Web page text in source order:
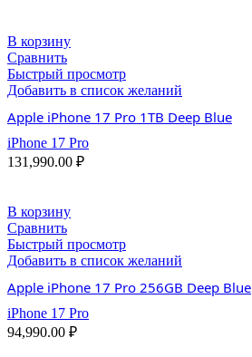
В корзину
Сравнить
Быстрый просмотр
Добавить в список желаний
Apple iPhone 17 Pro 1TB Deep Blue
iPhone 17 Pro
131,990.00 ₽
В корзину
Сравнить
Быстрый просмотр
Добавить в список желаний
Apple iPhone 17 Pro 256GB Deep Blue
iPhone 17 Pro
94,990.00 ₽